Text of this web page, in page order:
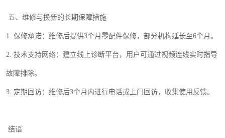
五、维修与换新的长期保障措施
1. 保修承诺：维修后提供3个月零配件保修，部分机构延长至6个月。
2. 技术支持网络：建立线上诊断平台，用户可通过视频连线实时指导
故障排除。
3. 定期回访：维修后3个月内进行电话或上门回访，收集使用反馈。
结语